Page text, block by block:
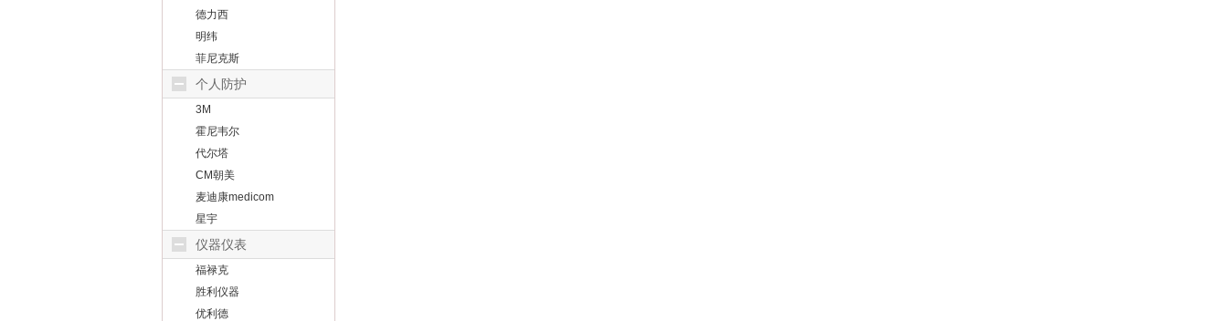
德力西
明纬
菲尼克斯
个人防护
3M
霍尼韦尔
代尔塔
CM朝美
麦迪康medicom
星宇
仪器仪表
福禄克
胜利仪器
优利德